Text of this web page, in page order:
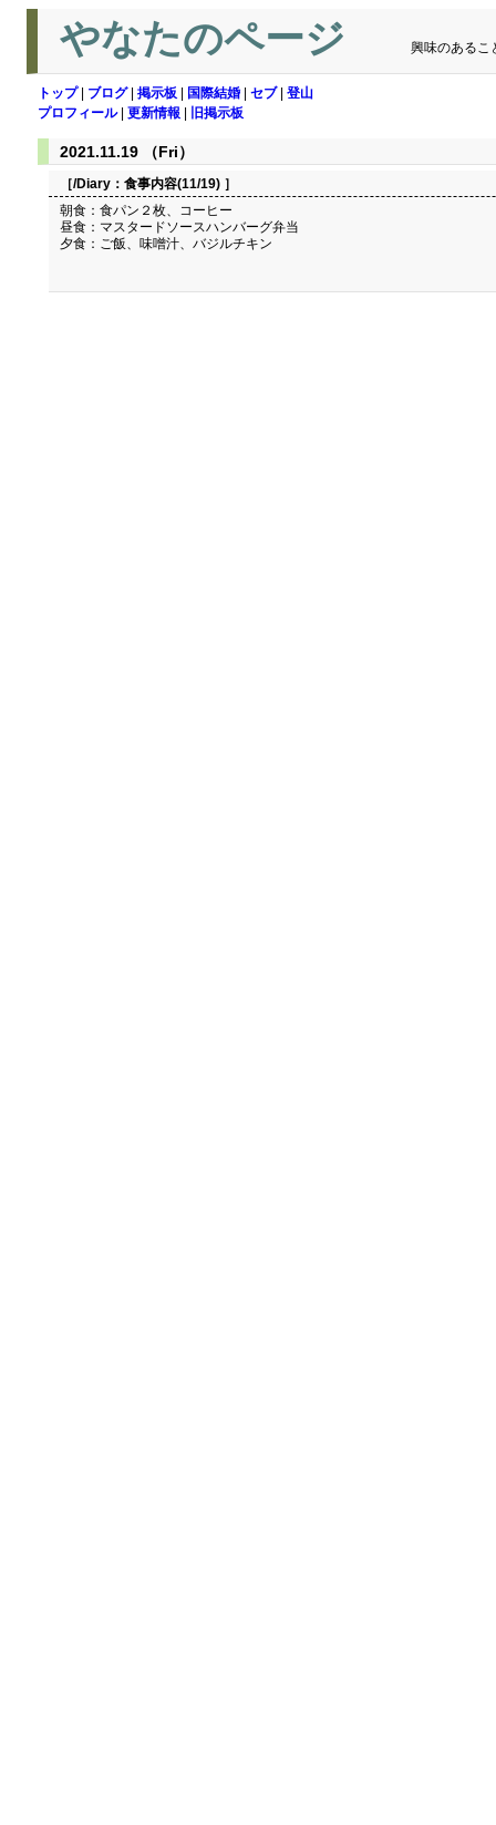
やなたのページ 興味のあるこ
トップ| ブログ| 掲示板 国際結婚 セブ| 登山
プロフィール| 更新情報 旧掲示板
2021.11.19 （Fri）
［/Diary： 食事内容(11/19) ］
朝食：食パン２枚、コーヒー
昼食：マスタードソースハンバーグ弁当
夕食：ご飯、味噌汁、バジルチキン